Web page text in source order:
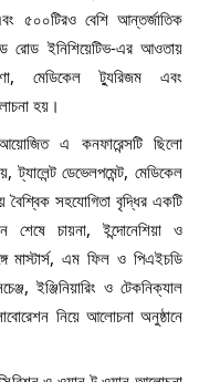
৫০০টিরও বেশি আন্তর্জাতিক
রোড ইনিশিয়েটিভ-এর আওতায়
মেডিকেল ট্যুরিজম এবং
হয়।
এ কনফারেন্সটি ছিলো
ট্যালেন্ট ডেভেলপমেন্ট, মেডিকেল
সহযোগিতা বৃদ্ধির একটি
শেষে চায়না, ইন্দোনেশিয়া ও
মাস্টার্স, এম ফিল ও পিএইচডি
ইঞ্জিনিয়ারিং ও টেকনিক্যাল
নিয়ে আলোচনা অনুষ্ঠানে